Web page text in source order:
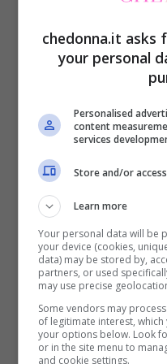
conoscenza e
Salatino e Soraia
insieme lo studio
vivendosi
quando l’ex
partecipare al
Durante i giorni
ha pianto
la mancanza della
lontano da lei,
Fiordelisi ed
oggi stanno
storia d’amore,
chedonna.it asks
your personal
Personalised
content
services
Store and/or
Learn more
Your personal data will be
your device (cookies,
data) may be stored by,
partners, or used
may use precise
Some vendors may
of legitimate interest,
your options below. Look
or in the site menu to
and cookie settings.